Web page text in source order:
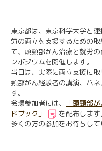
医療従事者の方へ
リンク集
日本語
한국어
繁體中文
東京都は、東京科学大学と
労の両立を支援するための
て、頭頸部がん治療と就労
ンポジウムを開催します。
当日は、実際に両立支援に
頸部がん経験者の講演、パ
す。
会場参加者には、
「頭頸部
ドブック」
を配布します。
多くの方の参加をお待ちして